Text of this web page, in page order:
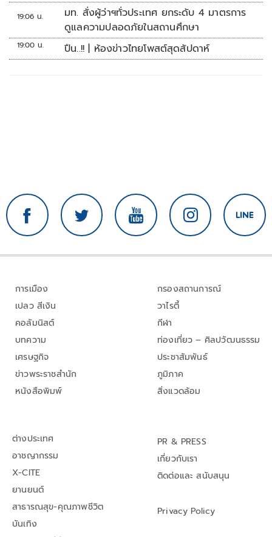
19:06 น.
มท. สั่งผู้ว่าฯทั่วประเทศ ยกระดับ 4 มาตรการ
ดูแลความปลอดภัยในสถานศึกษา
19:00 น. ปืน..!! | ห้องข่าวไทยโพสต์สุดสัปดาห์
การเมือง
เปลว สีเงิน
คอลัมนิสต์
บทความ
เศรษฐกิจ
ข่าวพระราชสำนัก
หนังสือพิมพ์
กรองสถานการณ์
วาไรตี้
กีฬา
ท่องเที่ยว – ศิลปวัฒนธรรม
ประชาสัมพันธ์
ภูมิภาค
สิ่งแวดล้อม
ต่างประเทศ
อาชญากรรม
X-CITE
ยานยนต์
สาธารณสุข-คุณภาพชีวิต
บันเทิง
PR & PRESS
เกี่ยวกับเรา
ติดต่อและ สนับสนุน
Privacy Policy